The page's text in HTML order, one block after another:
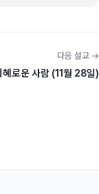
다음 설교 →
혜로운 사람 (11월 28일)